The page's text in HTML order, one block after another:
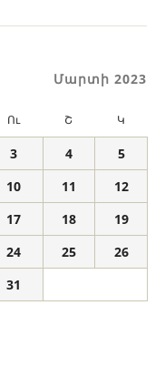
Մարտի 2023
Ու Շ Կ
3 4
5
10 11
12
17 18
19
24 25
26
31